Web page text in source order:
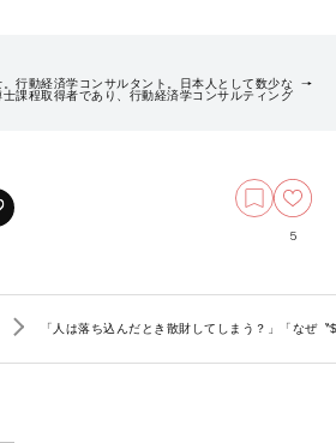
。行動経済学コンサルタント。日本人として数少な
課程取得者であり、行動経済学コンサルティング
5
「人は落ち込んだとき散財してしまう？」「なぜ